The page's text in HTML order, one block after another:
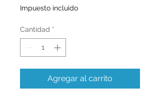
Impuesto incluido
Cantidad *
Agregar al carrito